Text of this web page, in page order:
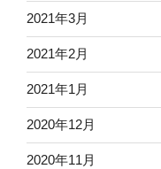
2021年3月
2021年2月
2021年1月
2020年12月
2020年11月